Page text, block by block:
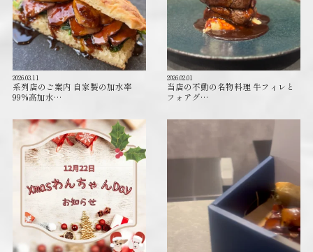
2026.03.11
系列店のご案内 自家製の加水率
99%高加水…
2026.02.01
当店の不動の名物料理 牛フィレと
フォアグ…